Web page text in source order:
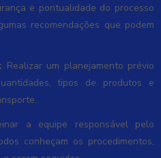
e pontualidade do processo
recomendações que podem
Realizar um planejamento prévio
tipos de produtos e
a equipe responsável pelo
conheçam os procedimentos,